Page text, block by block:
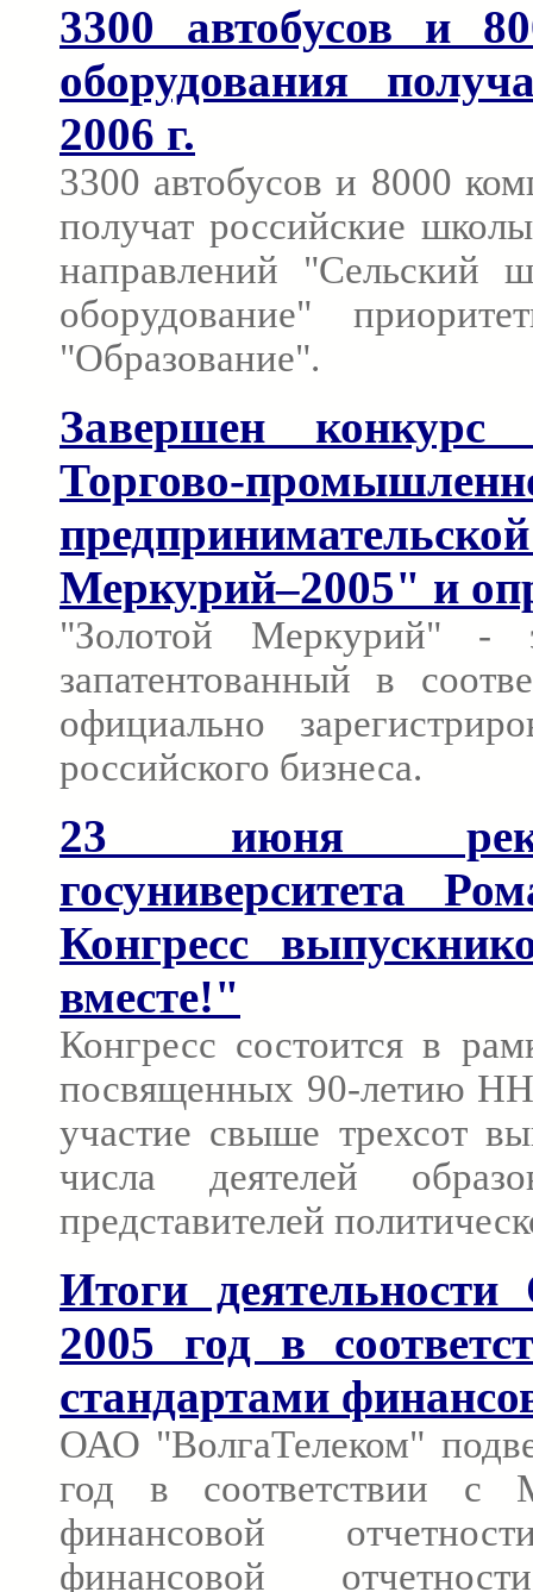
3300 автобусов и
оборудования
2006 г.
3300 автобусов и 8000
получат российские
направлений "Сельский
оборудование"
"Образование".
Завершен конкурс
Торгово-
Меркурий–2005" и
"Золотой Меркурий" -
запатентованный в
официально
российского бизнеса.
23 июня
госуниверситета
Конгресс
вместе!"
Конгресс состоится в
посвященных 90-летию
участие свыше трехсот
числа деятелей
представителей
Итоги
2005 год в
стандартами
ОАО "ВолгаТелеком"
год в соответствии с
финансовой
финансовой